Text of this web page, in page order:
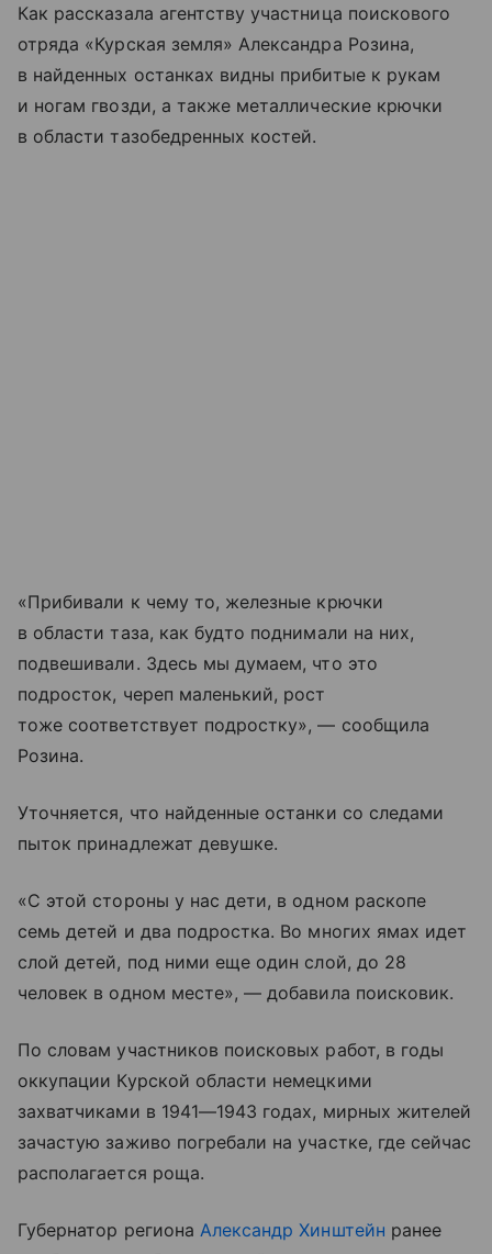
Как рассказала агентству участница поискового
отряда «Курская земля» Александра Розина,
в найденных останках видны прибитые к рукам
и ногам гвозди, а также металлические крючки
в области тазобедренных костей.
«Прибивали к чему то, железные крючки
в области таза, как будто поднимали на них,
подвешивали. Здесь мы думаем, что это
подросток, череп маленький, рост
тоже соответствует подростку», — сообщила
Розина.
Уточняется, что найденные останки со следами
пыток принадлежат девушке.
«С этой стороны у нас дети, в одном раскопе
семь детей и два подростка. Во многих ямах идет
слой детей, под ними еще один слой, до 28
человек в одном месте», — добавила поисковик.
По словам участников поисковых работ, в годы
оккупации Курской области немецкими
захватчиками в 1941—1943 годах, мирных жителей
зачастую заживо погребали на участке, где сейчас
располагается роща.
Губернатор региона Александр Хинштейн ранее